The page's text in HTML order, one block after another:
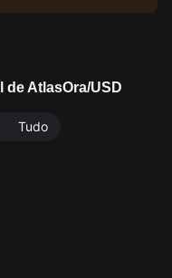
de AtlasOra/USD
Tudo